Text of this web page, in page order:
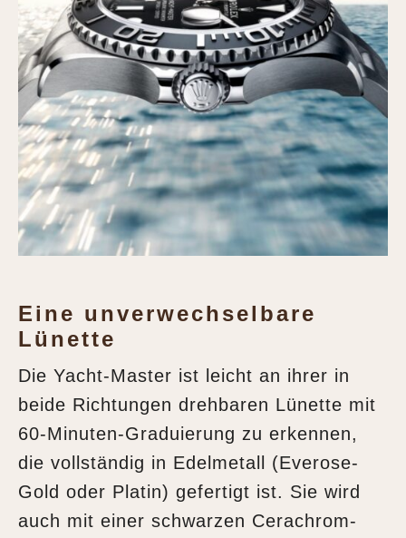
Eine unverwechselbare
Lünette
Die Yacht‑Master ist leicht an ihrer in
beide Richtungen drehbaren Lünette mit
60‑Minuten‑Graduierung zu erkennen,
die vollständig in Edelmetall (Everose-
Gold oder Platin) gefertigt ist. Sie wird
auch mit einer schwarzen Cerachrom-